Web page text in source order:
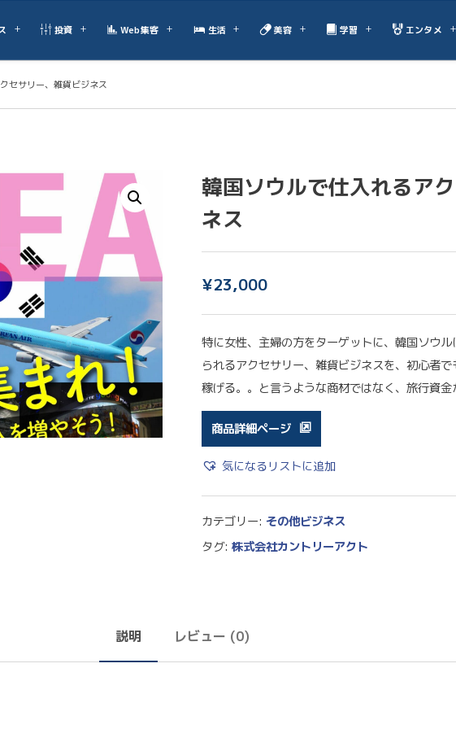
投資 Web集客 生活 美容 学習 エンタメ
セサリー、雑貨ビジネス
韓国ソウルで仕入れるア
ネス
¥23,000
特に女性、主婦の方をターゲットに、韓国ソウ
られるアクセサリー、雑貨ビジネスを、初心者
稼げる。。と言うような商材ではなく、旅行資
商品詳細ページ
気になるリストに追加
カテゴリー: その他ビジネス
タグ: 株式会社カントリーアクト
説明 レビュー (0)